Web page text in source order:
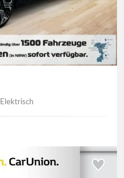
Elektrisch